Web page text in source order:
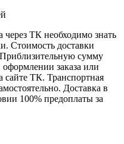
через ТК необходимо знать
Стоимость доставки
сумму
заказа или
сайте ТК. Транспортная
Доставка в
100% предоплаты за